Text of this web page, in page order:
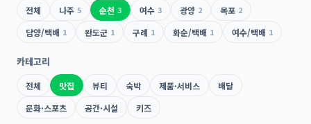
전체 나주 5 순천 3 여수 3 광양 2 목포 2
담양/택배 1 완도군 1 구례 1 화순/택배 1 여수/택배 1
카테고리
전체 맛집 뷰티 숙박 제품·서비스
배달
문화·스포츠
공간·시설 키즈